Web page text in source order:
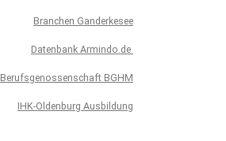
Branchen Ganderkesee
Datenbank Armindo.de
Berufsgenossenschaft BGHM
IHK-Oldenburg Ausbildung